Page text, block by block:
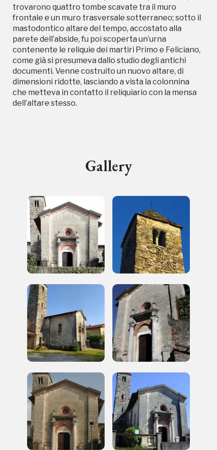
trovarono quattro tombe scavate tra il muro
frontale e un muro trasversale sotterraneo; sotto il
mastodontico altare del tempo, accostato alla
parete dell’abside, fu poi scoperta un’urna
contenente le reliquie dei martiri Primo e Feliciano,
come già si presumeva dallo studio degli antichi
documenti. Venne costruito un nuovo altare, di
dimensioni ridotte, lasciando a vista la colonnina
che metteva in contatto il reliquiario con la mensa
dell’altare stesso.
Gallery
Storico campagne in questo
luogo
2003, 2014, 2016, 2018, 2020, 2022
Registrati alla newsletter
Accedi alle informazioni per te più interessanti,
a quelle inerenti i luoghi più vicini e gli eventi
organizzati
REGISTRATI
Regalati 365 giorni di arte e cultura nell'Italia
ISCRIVITI AL FAI
Scopri tutte le opportunità riservate agli iscritti